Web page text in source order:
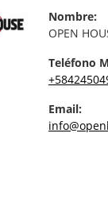
Nombre:
OPEN
Teléfono
Email: